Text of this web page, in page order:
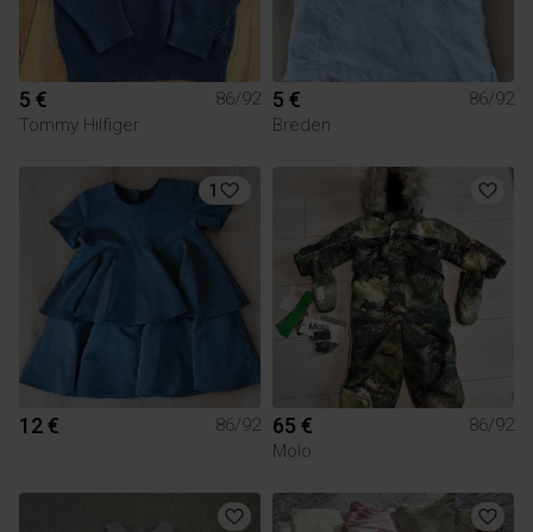
5 €
86/92
Tommy Hilfiger
5 €
86/92
Breden
1
12 € 86/92 65 €
86/92
Molo